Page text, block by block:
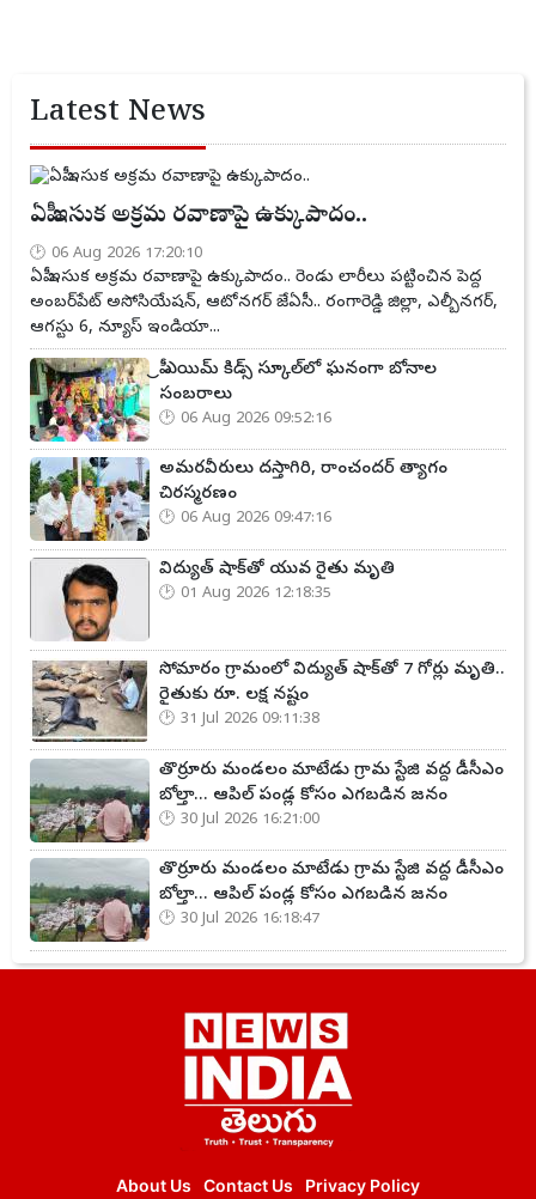
Latest News
ఏపీ ఇసుక అక్రమ రవాణాపై ఉక్కుపాదం..
06 Aug 2026 17:20:10
ఏపీ ఇసుక అక్రమ రవాణాపై ఉక్కుపాదం.. రెండు లారీలు పట్టించిన పెద్ద
అంబర్‌పేట్ అసోసియేషన్, ఆటోనగర్ జేఏసీ.. రంగారెడ్డి జిల్లా, ఎల్బీనగర్,
ఆగస్టు 6, న్యూస్ ఇండియా...
ప్రీ ఎయిమ్ కిడ్స్ స్కూల్‌లో ఘనంగా బోనాల
సంబరాలు
06 Aug 2026 09:52:16
అమరవీరులు దస్తాగిరి, రాంచందర్ త్యాగం
చిరస్మరణం
06 Aug 2026 09:47:16
విద్యుత్ షాక్‌తో యువ రైతు మృతి
01 Aug 2026 12:18:35
సోమారం గ్రామంలో విద్యుత్ షాక్‌తో 7 గోర్లు మృతి..
రైతుకు రూ. లక్ష నష్టం
31 Jul 2026 09:11:38
తొర్రూరు మండలం మాటేడు గ్రామ స్టేజి వద్ద డీసీఎం
బోల్తా... ఆపిల్ పండ్ల కోసం ఎగబడిన జనం
30 Jul 2026 16:21:00
తొర్రూరు మండలం మాటేడు గ్రామ స్టేజి వద్ద డీసీఎం
బోల్తా... ఆపిల్ పండ్ల కోసం ఎగబడిన జనం
30 Jul 2026 16:18:47
About Us Contact Us Privacy Policy